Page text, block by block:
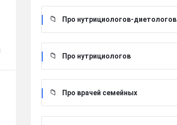
Про нутрициологов-диетологов
Про нутрициологов
Про врачей семейных